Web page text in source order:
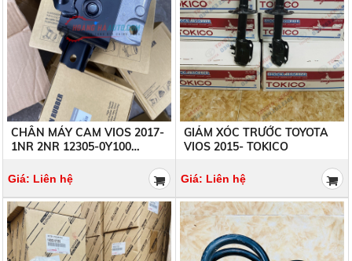
CHÂN MÁY CAM VIOS 2017-
1NR 2NR 12305-0Y100
123050Y100 MALAIBAO
Giá: Liên hệ
GIẢM XÓC TRƯỚC TOYOTA
VIOS 2015- TOKICO
Giá: Liên hệ